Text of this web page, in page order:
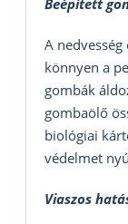
Beépített
A
könnyen a
gombák
gombaölő
biológiai
védelmet
Viaszos